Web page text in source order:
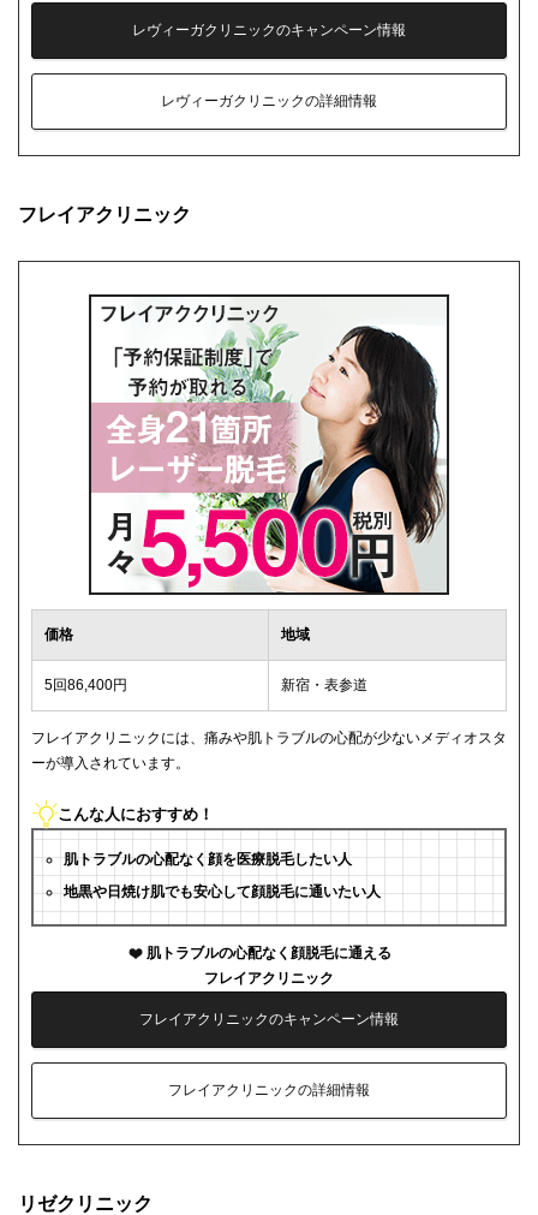
レヴィーガクリニックのキャンペーン情報
レヴィーガクリニックの詳細情報
フレイアクリニック
価格 地域
5回86,400円 新宿・表参道
フレイアクリニックには、痛みや肌トラブルの心配が少ないメディオスタ
ーが導入されています。
こんな人におすすめ！
肌トラブルの心配なく顔を医療脱毛したい人
地黒や日焼け肌でも安心して顔脱毛に通いたい人
肌トラブルの心配なく顔脱毛に通える
フレイアクリニック
フレイアクリニックのキャンペーン情報
フレイアクリニックの詳細情報
リゼクリニック